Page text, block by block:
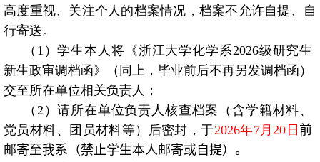
高度重视、关注个人的档案情况，档案不允许自提、自
行寄送。
（ 1 ）学生本人将《浙江大学化学系2026级研究生
新生政审调档函》（同上，毕业前后不再另发调档函）
交至所在单位相关负责人；
（ 2 ）请所在单位负责人核查档案（含学籍材料、
党员材料、团员材料等）后密封，于2026年7月20 日 前
邮寄至我系（禁止学生本人邮寄或自提）。